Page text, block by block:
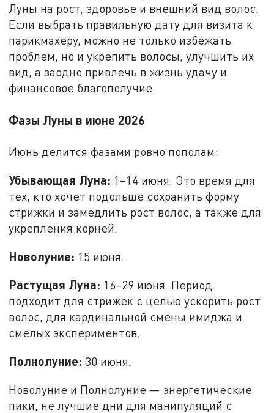
Луны на рост, здоровье и внешний вид волос.
Если выбрать правильную дату для визита к
парикмахеру, можно не только избежать
проблем, но и укрепить волосы, улучшить их
вид, а заодно привлечь в жизнь удачу и
финансовое благополучие.
Фазы Луны в июне 2026
Июнь делится фазами ровно пополам:
Убывающая Луна: 1–14 июня. Это время для
тех, кто хочет подольше сохранить форму
стрижки и замедлить рост волос, а также для
укрепления корней.
Новолуние: 15 июня.
Растущая Луна: 16–29 июня. Период
подходит для стрижек с целью ускорить рост
волос, для кардинальной смены имиджа и
смелых экспериментов.
Полнолуние: 30 июня.
Новолуние и Полнолуние — энергетические
пики, не лучшие дни для манипуляций с